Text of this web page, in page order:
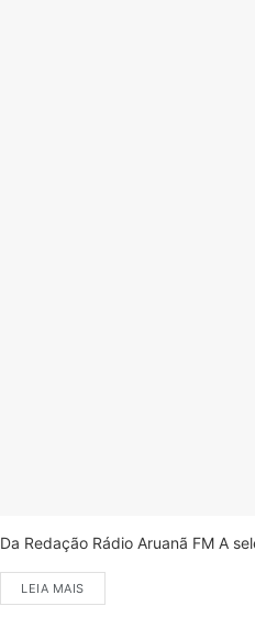
Da Redação Rádio Aruanã FM A
LEIA MAIS